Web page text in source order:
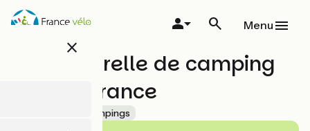
Aller
au
close
Menu
Aire naturelle de camping
de l'Espérance
Campings